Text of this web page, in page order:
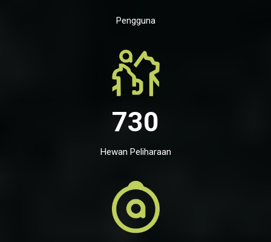
Pengguna
730
Hewan Peliharaan